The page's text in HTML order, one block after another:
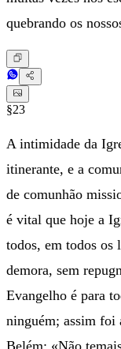
quebrando os
§23
A intimidade da
itinerante, e a
de comunhão
é vital que hoje a
todos, em todos os
demora, sem
Evangelho é para
ninguém; assim foi